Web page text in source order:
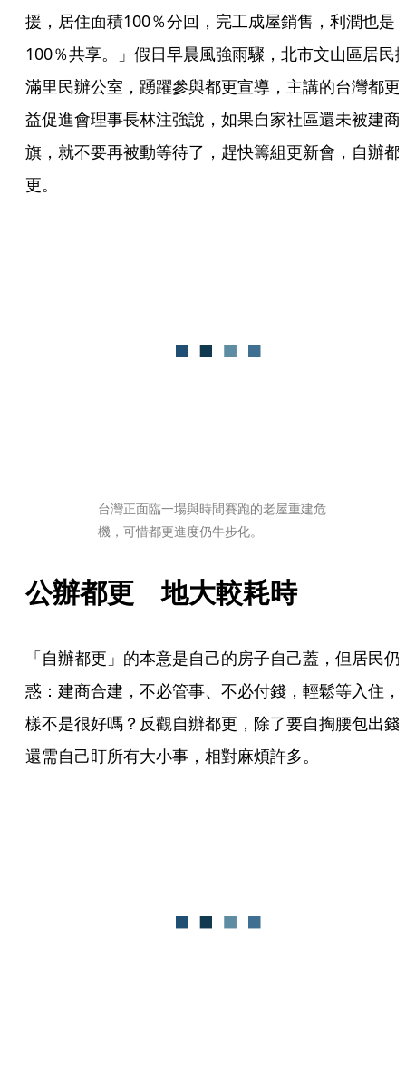
援，居住面積100％分回，完工成屋銷售，利潤也是
100％共享。」假日早晨風強雨驟，北市文山區居民
滿里民辦公室，踴躍參與都更宣導，主講的台灣都更
益促進會理事長林注強說，如果自家社區還未被建商
旗，就不要再被動等待了，趕快籌組更新會，自辦都
更。
台灣正面臨一場與時間賽跑的老屋重建危
機，可惜都更進度仍牛步化。
公辦都更　地大較耗時
「自辦都更」的本意是自己的房子自己蓋，但居民仍
惑：建商合建，不必管事、不必付錢，輕鬆等入住，
樣不是很好嗎？反觀自辦都更，除了要自掏腰包出錢
還需自己盯所有大小事，相對麻煩許多。